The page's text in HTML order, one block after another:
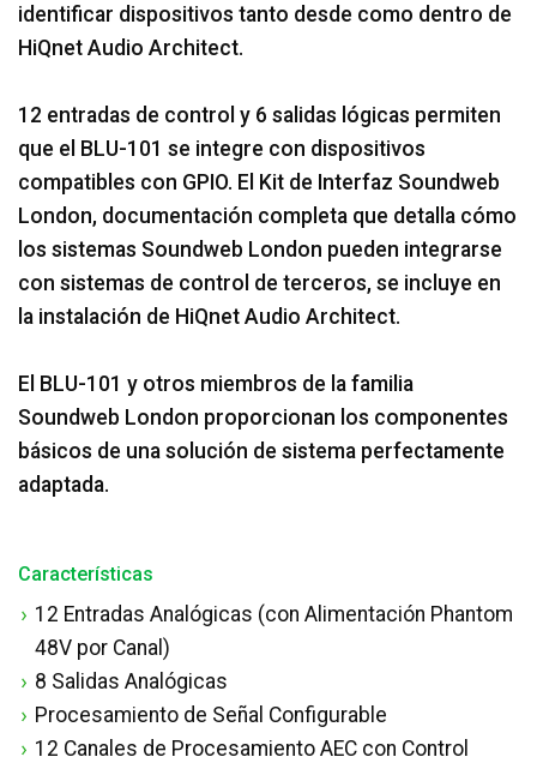
identificar dispositivos tanto desde como dentro de
HiQnet Audio Architect.
12 entradas de control y 6 salidas lógicas permiten
que el BLU-101 se integre con dispositivos
compatibles con GPIO. El Kit de Interfaz Soundweb
London, documentación completa que detalla cómo
los sistemas Soundweb London pueden integrarse
con sistemas de control de terceros, se incluye en
la instalación de HiQnet Audio Architect.
El BLU-101 y otros miembros de la familia
Soundweb London proporcionan los componentes
básicos de una solución de sistema perfectamente
adaptada.
Características
12 Entradas Analógicas (con Alimentación Phantom
48V por Canal)
8 Salidas Analógicas
Procesamiento de Señal Configurable
12 Canales de Procesamiento AEC con Control